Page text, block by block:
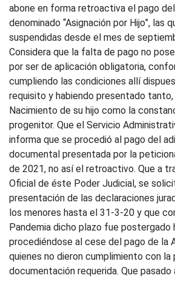
abone en forma retroactiva el pago
denominado “Asignación por Hijo”, las
suspendidas desde el mes de
Considera que la falta de pago no
por ser de aplicación obligatoria,
cumpliendo las condiciones allí
requisito y habiendo presentado
Nacimiento de su hijo como la
progenitor. Que el Servicio
informa que se procedió al pago del
documental presentada por la
de 2021, no así el retroactivo. Que a
Oficial de éste Poder Judicial, se
presentación de las declaraciones
los menores hasta el 31-3-20 y que
Pandemia dicho plazo fue postergado
procediéndose al cese del pago de la
quienes no dieron cumplimiento con
documentación requerida. Que